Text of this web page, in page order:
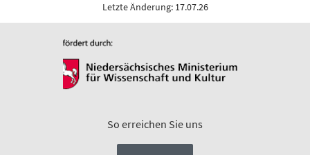
Letzte Änderung: 17.07.26
So erreichen Sie uns